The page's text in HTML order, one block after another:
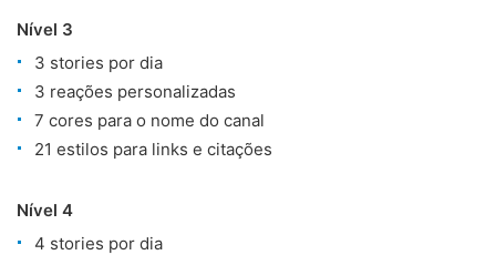
Nível 3
3 stories por dia
3 reações personalizadas
7 cores para o nome do canal
21 estilos para links e citações
Nível 4
4 stories por dia